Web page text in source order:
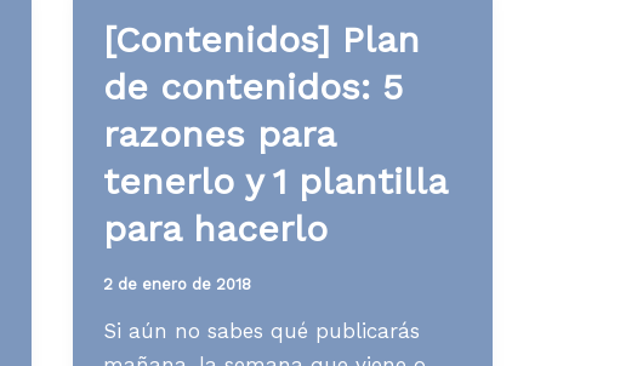
[Contenidos] Plan
de contenidos: 5
razones para
tenerlo y 1 plantilla
para hacerlo
2 de enero de 2018
Si aún no sabes qué publicarás